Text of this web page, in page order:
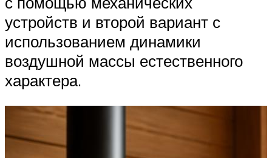
устройств и второй вариант с
использованием динамики
воздушной массы естественного
характера.